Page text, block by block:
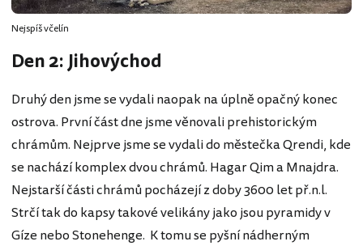
Nejspíš včelín
Den 2: Jihovýchod
Druhý den jsme se vydali naopak na úplně opačný konec
ostrova. První část dne jsme věnovali prehistorickým
chrámům. Nejprve jsme se vydali do městečka Qrendi, kde
se nachází komplex dvou chrámů. Hagar Qim a Mnajdra.
Nejstarší části chrámů pocházejí z doby 3600 let př.n.l.
Strčí tak do kapsy takové velikány jako jsou pyramidy v
Gíze nebo Stonehenge. K tomu se pyšní nádherným